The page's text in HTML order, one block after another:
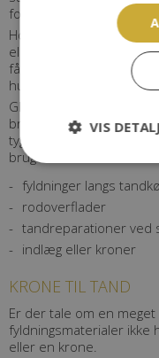
forebygge caries ved en
Hos personer, der har
eller ikke producerer så
får caries, kan
huller i tænderne.
Glasionomercement er
bruger vi det ikke til at
tyggefladerne. Derimod
brug ved:
fyldninger langs
rodoverflader
tandreparationer ved
indlæg eller kroner
KRONE TIL TAND
Er der tale om en
fyldningsmaterialer
eller en krone.
VIS